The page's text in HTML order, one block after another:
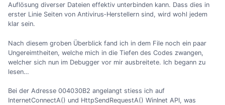
Auflösung diverser Dateien effektiv unterbinden kann. Dass dies in
erster Linie Seiten von Antivirus‐Herstellern sind, wird wohl jedem
klar sein.
Nach diesem groben Überblick fand ich in dem File noch ein paar
Ungereimtheiten, welche mich in die Tiefen des Codes zwangen,
welcher sich nun im Debugger vor mir ausbreitete. Ich begann zu
lesen…
Bei der Adresse 004030B2 angelangt stiess ich auf
InternetConnectA() und HttpSendRequestA() WinInet API, was